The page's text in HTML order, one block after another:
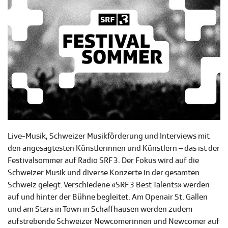
Live-Musik, Schweizer Musikförderung und Interviews mit
den angesagtesten Künstlerinnen und Künstlern – das ist der
Festivalsommer auf Radio SRF 3. Der Fokus wird auf die
Schweizer Musik und diverse Konzerte in der gesamten
Schweiz gelegt. Verschiedene «SRF 3 Best Talents» werden
auf und hinter der Bühne begleitet. Am Openair St. Gallen
und am Stars in Town in Schaffhausen werden zudem
aufstrebende Schweizer Newcomerinnen und Newcomer auf